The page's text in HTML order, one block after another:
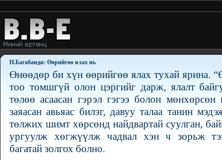
Н.Багабанди: Өөрийгөө ялах нь
Өнөөдөр би хүн өөрийгөө ялах тухай ярина.
тоо томшгүй олон цэргийг дарж, ялалт
төлөө асаасан гэрэл гэгээ болон
заяасан авьяас билэг, давуу талаа танин
төлжих шимт хөрсөнд найдвартай суулган,
ургуулж хөгжүүлж чадвал хэн ч зорьж
багатай золгох болно.